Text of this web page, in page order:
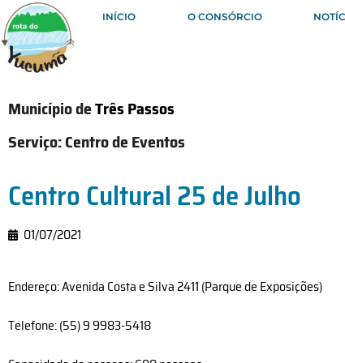
INÍCIO O CONSÓRCIO
Município deTrês Passos
Serviço:Centro de Eventos
Centro Cultural 25 de Julho
01/07/2021
Endereço: Avenida Costa e Silva 2411 (Parque de Exposições)
Telefone: (55) 9 9983-5418